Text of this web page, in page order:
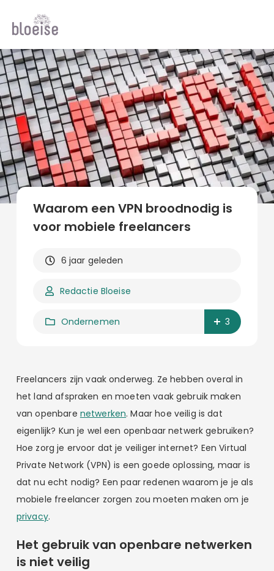
Contentmarketing
Online marketing
Branches
Marketing
Alle soorten artikelen
Alle topics
Waarom een VPN broodnodig is
voor mobiele freelancers
6 jaar geleden
Redactie Bloeise
Ondernemen 3
Freelancers zijn vaak onderweg. Ze hebben overal in
het land afspraken en moeten vaak gebruik maken
van openbare netwerken. Maar hoe veilig is dat
eigenlijk? Kun je wel een openbaar netwerk gebruiken?
Hoe zorg je ervoor dat je veiliger internet? Een Virtual
Private Network (VPN) is een goede oplossing, maar is
dat nu echt nodig? Een paar redenen waarom je je als
mobiele freelancer zorgen zou moeten maken om je
privacy.
Het gebruik van openbare netwerken
is niet veilig